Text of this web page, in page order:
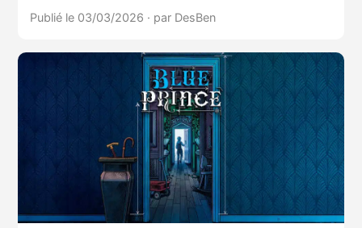
Publié le 03/03/2026 · par DesBen